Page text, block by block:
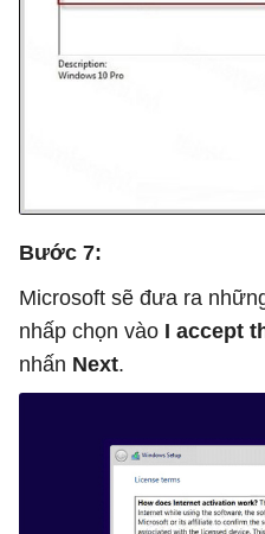
Bước 7:
Microsoft sẽ đưa ra
nhấp chọn vào I accept
nhấn Next.